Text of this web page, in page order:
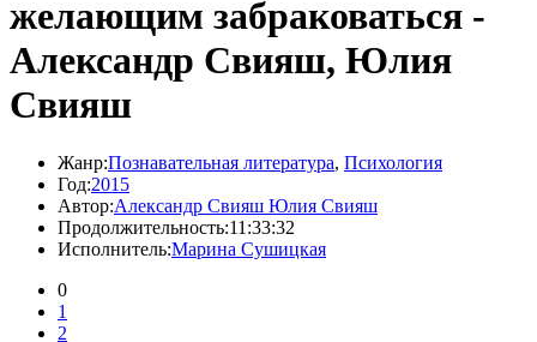
желающим забраковаться -
Александр Свияш, Юлия
Свияш
Жанр:Познавательная литература, Психология
Год:2015
Автор:Александр Свияш Юлия Свияш
Продолжительность:11:33:32
Исполнитель:Марина Сушицкая
0
1
2